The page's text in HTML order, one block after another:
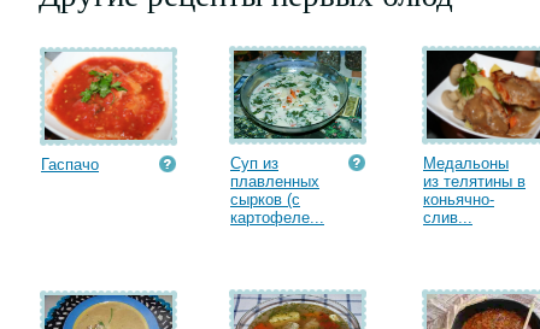
Гаспачо
Суп из
плавленных
сырков (с
картофеле...
Медальоны
из телятины в
коньячно-
слив...